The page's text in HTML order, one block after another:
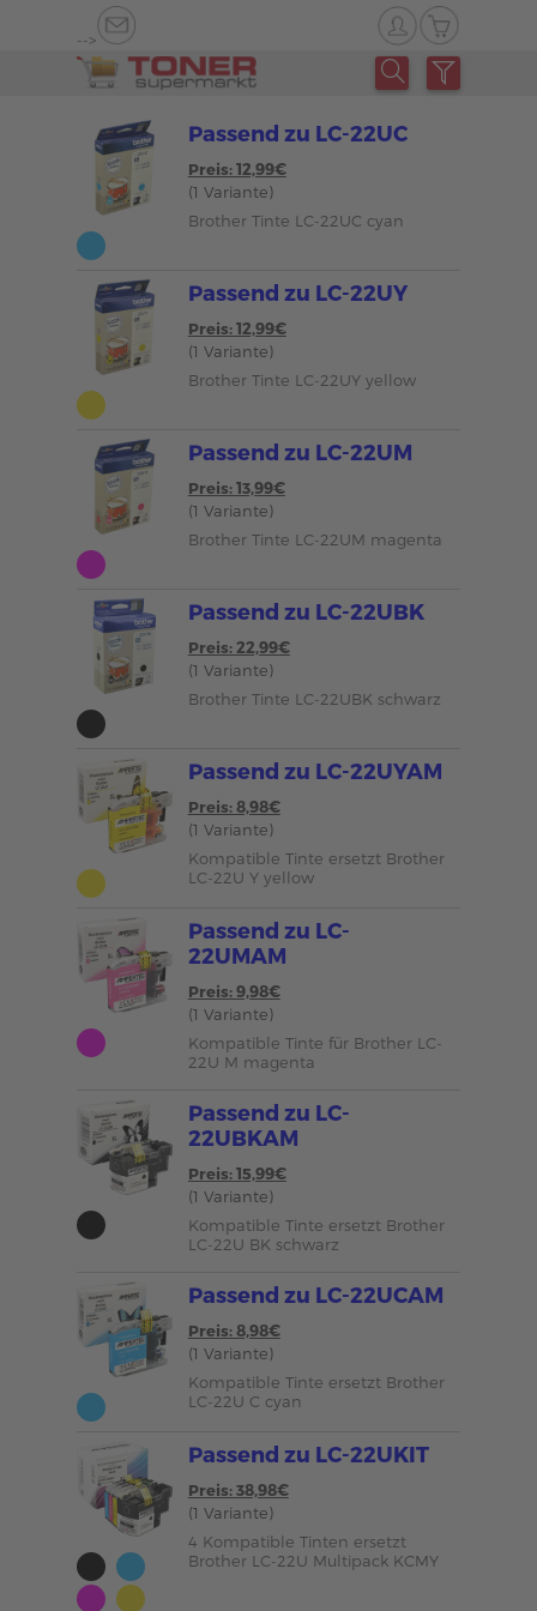
-->
Passend zu LC-22UC
Preis: 12,99€
(1 Variante)
Brother Tinte LC-22UC cyan
Passend zu LC-22UY
Preis: 12,99€
(1 Variante)
Brother Tinte LC-22UY yellow
Passend zu LC-22UM
Preis: 13,99€
(1 Variante)
Brother Tinte LC-22UM magenta
Passend zu LC-22UBK
Preis: 22,99€
(1 Variante)
Brother Tinte LC-22UBK schwarz
Passend zu LC-22UYAM
Preis: 8,98€
(1 Variante)
Kompatible Tinte ersetzt Brother
LC-22U Y yellow
Passend zu LC-
22UMAM
Preis: 9,98€
(1 Variante)
Kompatible Tinte für Brother LC-
22U M magenta
Passend zu LC-
22UBKAM
Preis: 15,99€
(1 Variante)
Kompatible Tinte ersetzt Brother
LC-22U BK schwarz
Passend zu LC-22UCAM
Preis: 8,98€
(1 Variante)
Kompatible Tinte ersetzt Brother
LC-22U C cyan
Passend zu LC-22UKIT
Preis: 38,98€
(1 Variante)
4 Kompatible Tinten ersetzt
Brother LC-22U Multipack KCMY